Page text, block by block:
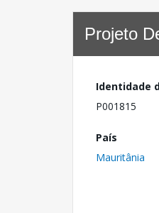
Projeto
Identidade
P001815
País
Mauritânia